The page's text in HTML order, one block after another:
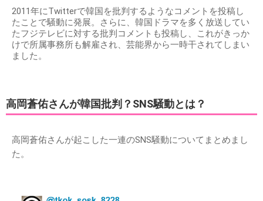
2011年にTwitterで韓国を批判するようなコメントを投稿し
たことで騒動に発展。さらに、韓国ドラマを多く放送してい
たフジテレビに対する批判コメントも投稿し、これがきっか
けで所属事務所も解雇され、芸能界から一時干されてしまい
ました。
高岡蒼佑さんが韓国批判？SNS騒動とは？
高岡蒼佑さんが起こした一連のSNS騒動についてまとめまし
た。